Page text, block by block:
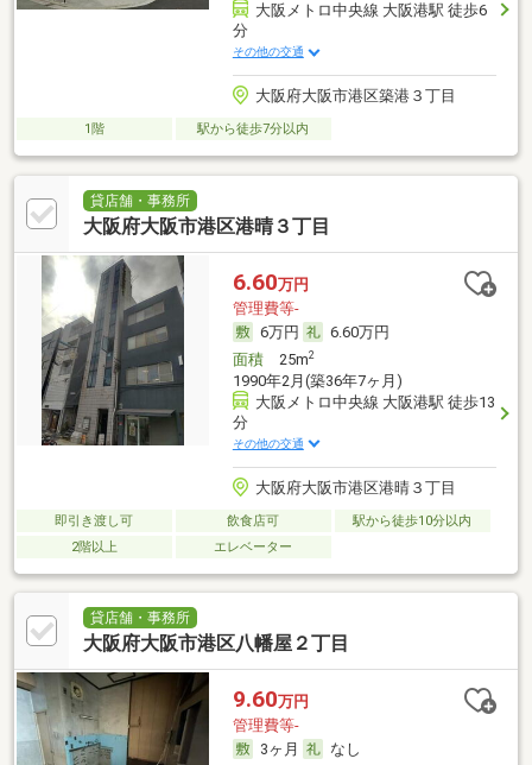
大阪メトロ中央線 大阪港駅 徒歩6
分
その他の交通
大阪府大阪市港区築港３丁目
1階 駅から徒歩7分以内
貸店舗・事務所
大阪府大阪市港区港晴３丁目
6.60万円
管理費等-
6万円
6.60万円
面積25m2
1990年2月(築36年7ヶ月)
大阪メトロ中央線 大阪港駅 徒歩13
分
その他の交通
大阪府大阪市港区港晴３丁目
即引き渡し可 飲食店可
駅から徒歩10分以内
2階以上
エレベーター
貸店舗・事務所
大阪府大阪市港区八幡屋２丁目
9.60万円
管理費等-
3ヶ月
なし